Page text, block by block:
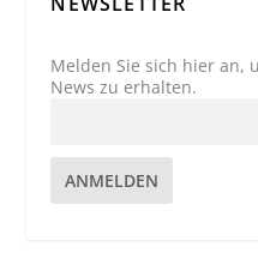
Melden Sie sich hier an,
News zu erhalten.
ANMELDEN